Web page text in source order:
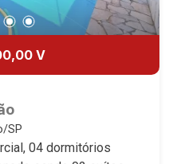
V
SP
04 dormitórios